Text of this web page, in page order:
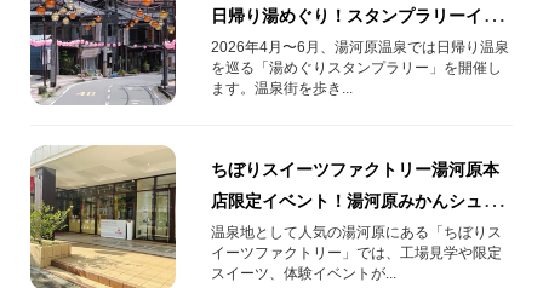
日帰り湯めぐり！スタンプラリーイベ
ント情報
2026年4月〜6月、湯河原温泉では日帰り温泉
を巡る「湯めぐりスタンプラリー」を開催し
ます。温泉街を歩き...
ちぼりスイーツファクトリー湯河原本
店限定イベント！湯河原みかんシュー
クリームづくり体験
温泉地として人気の湯河原にある「ちぼりス
イーツファクトリー」では、工場見学や限定
スイーツ、体験イベントが...